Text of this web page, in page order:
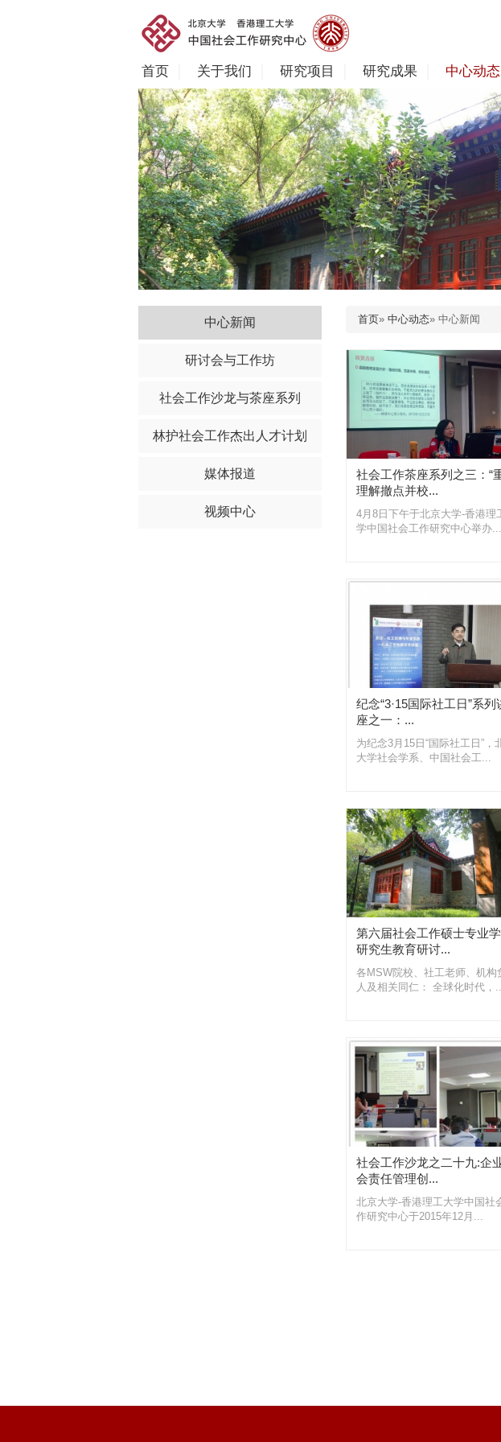
首页 关于我们 研究项目 研究成果 中心动态
中心新闻
研讨会与工作坊
社会工作沙龙与茶座系列
林护社会工作杰出人才计划
媒体报道
视频中心
首页» 中心动态» 中心新闻
社会工作茶座系列之三：“
理解撤点并校...
4月8日下午于北京大学-香港理
学中国社会工作研究中心举办...
纪念“3·15国际社工日”系列
座之一：...
为纪念3月15日“国际社工日”，
大学社会学系、中国社会工...
第六届社会工作硕士专业
研究生教育研讨...
各MSW院校、社工老师、机构
人及相关同仁： 全球化时代，
社会工作沙龙之二十九:企
会责任管理创...
北京大学-香港理工大学中国社
作研究中心于2015年12月...